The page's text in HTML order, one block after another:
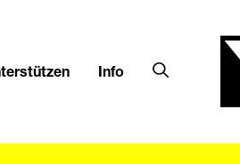
Info